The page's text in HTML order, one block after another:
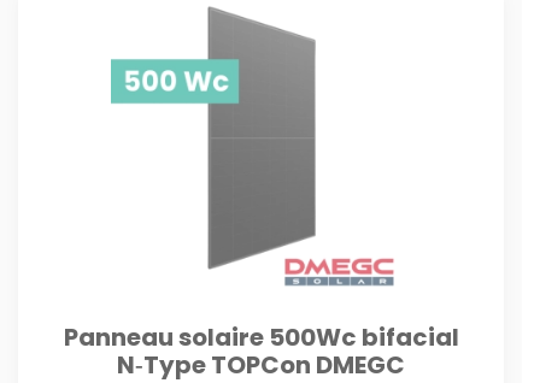
Panneau solaire 500Wc bifacial
N‑Type TOPCon DMEGC